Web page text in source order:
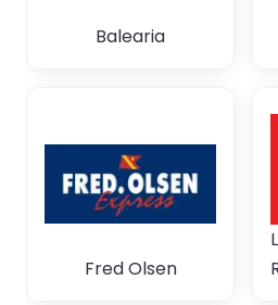
Balearia
Fred Olsen